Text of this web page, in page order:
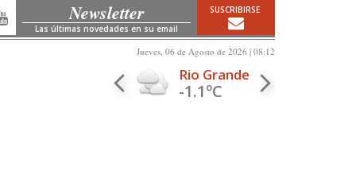
Newsletter
Las últimas novedades en su email
SUSCRIBIRSE
Jueves, 06 de Agosto de 2026 | 08:12
Rio Grande
-1.1ºC